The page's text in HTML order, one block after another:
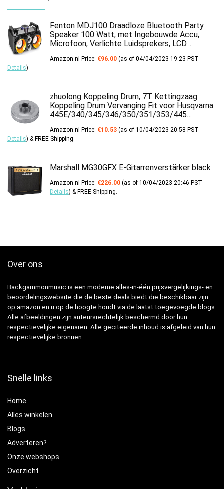
Fenton MDJ100 Draadloze Bluetooth Party
Speaker 100 Watt, met Ingebouwde Accu,
Microfoon, Verlichte Luidsprekers, LCD…
Amazon.nl Price: €96.00 (as of 04/04/2023 19:23 PST-
Details)
zhuolong Koppeling Drum, 7T Kettingzaag
Koppeling Drum Vervanging Fit voor Husqvarna
445E/340/345/346/350/351/353/445…
Amazon.nl Price: €10.53 (as of 10/04/2023 20:58 PST-
Details) & FREE Shipping.
Marshall MG30GFX E-Gitarrenverstärker black
Amazon.nl Price: €226.00 (as of 10/04/2023 20:46 PST-
Details) & FREE Shipping.
Over ons
Backgammonmusic is een moderne alles-in-één prijsvergelijkings- en
beoordelingswebsite die de beste deals biedt die beschikbaar zijn
op amazon en u op de hoogte houdt via de laatst toegevoegde blogs.
Alle afbeeldingen zijn auteursrechtelijk beschermd door hun
respectievelijke eigenaren. Alle geciteerde inhoud is afgeleid van hun
respectievelijke bronnen.
Snelle links
Home
Alles winkelen
Blogs
Adverteren?
Onze webshops
Overzicht